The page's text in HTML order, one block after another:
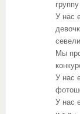
У нас
Мы
У нас
У нас